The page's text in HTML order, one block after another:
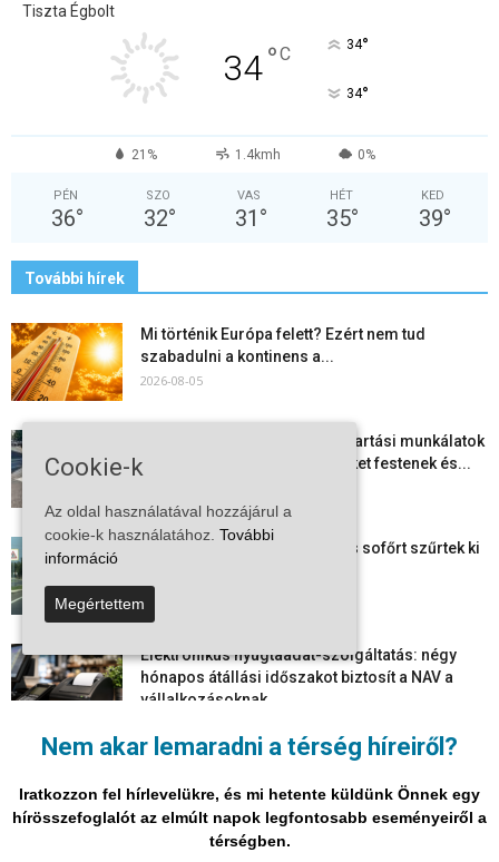
Nem akar lemaradni a térség híreiről?
Iratkozzon fel hírlevelükre, és mi hetente küldünk Önnek egy
hírösszefoglalót az elmúlt napok legfontosabb eseményeiről a
térségben.
Tiszta Égbolt
34°C 34°
34°
21% 1.4kmh 0%
PÉN
36°
SZO
32°
VAS
31 °
HÉT
35°
KED
39°
További hírek
Mi történik Európa felett? Ezért nem tud
szabadulni a kontinens a...
2026-08-05
Folyamatosak a nyári karbantartási munkálatok
Kiskőrösön – útburkolati jeleket festenek és...
Több száz gyorshajtót és ittas sofőrt szűrtek ki
2026-08-04
Elektronikus nyugtaadat-szolgáltatás: négy
hónapos átállási időszakot biztosít a NAV a
vállalkozásoknak
vannak a legfontosabb dátumok
2026-08-03
Cookie-k
Az oldal használatával hozzájárul a
cookie-k használatához. További
információ
Megértettem